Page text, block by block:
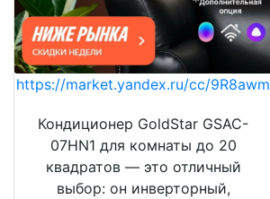
https://market.yandex.ru/cc/9R8awm
Кондиционер GoldStar GSAC-
07HN1 для комнаты до 20
квадратов — это отличный
выбор: он инверторный,